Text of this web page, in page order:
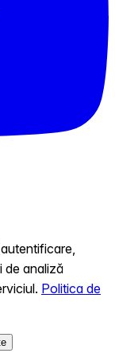
de analiză
Politica de